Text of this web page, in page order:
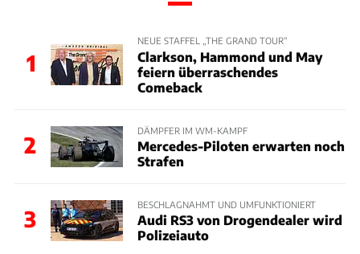
1
NEUE STAFFEL „THE GRAND TOUR“
Clarkson, Hammond und May
feiern überraschendes
Comeback
2
DÄMPFER IM WM-KAMPF
Mercedes-Piloten erwarten noch
Strafen
3
BESCHLAGNAHMT UND UMFUNKTIONIERT
Audi RS3 von Drogendealer wird
Polizeiauto